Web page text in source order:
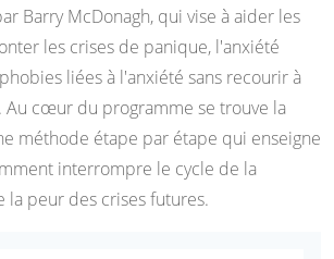
Barry McDonagh, qui vise à aider les
les crises de panique, l'anxiété
liées à l'anxiété sans recourir à
Au cœur du programme se trouve la
méthode étape par étape qui enseigne
interrompre le cycle de la
peur des crises futures.